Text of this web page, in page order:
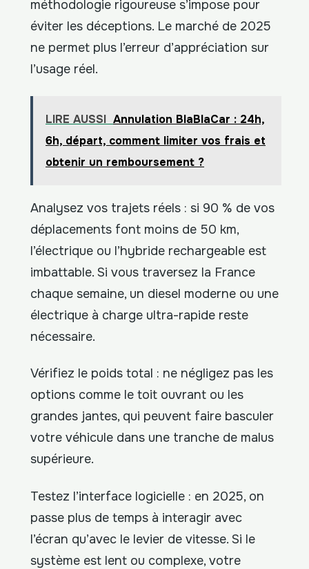
méthodologie rigoureuse s’impose pour
éviter les déceptions. Le marché de 2025
ne permet plus l’erreur d’appréciation sur
l’usage réel.
LIRE AUSSI Annulation BlaBlaCar : 24h,
6h, départ, comment limiter vos frais et
obtenir un remboursement ?
Analysez vos trajets réels : si 90 % de vos
déplacements font moins de 50 km,
l’électrique ou l’hybride rechargeable est
imbattable. Si vous traversez la France
chaque semaine, un diesel moderne ou une
électrique à charge ultra-rapide reste
nécessaire.
Vérifiez le poids total : ne négligez pas les
options comme le toit ouvrant ou les
grandes jantes, qui peuvent faire basculer
votre véhicule dans une tranche de malus
supérieure.
Testez l’interface logicielle : en 2025, on
passe plus de temps à interagir avec
l’écran qu’avec le levier de vitesse. Si le
système est lent ou complexe, votre